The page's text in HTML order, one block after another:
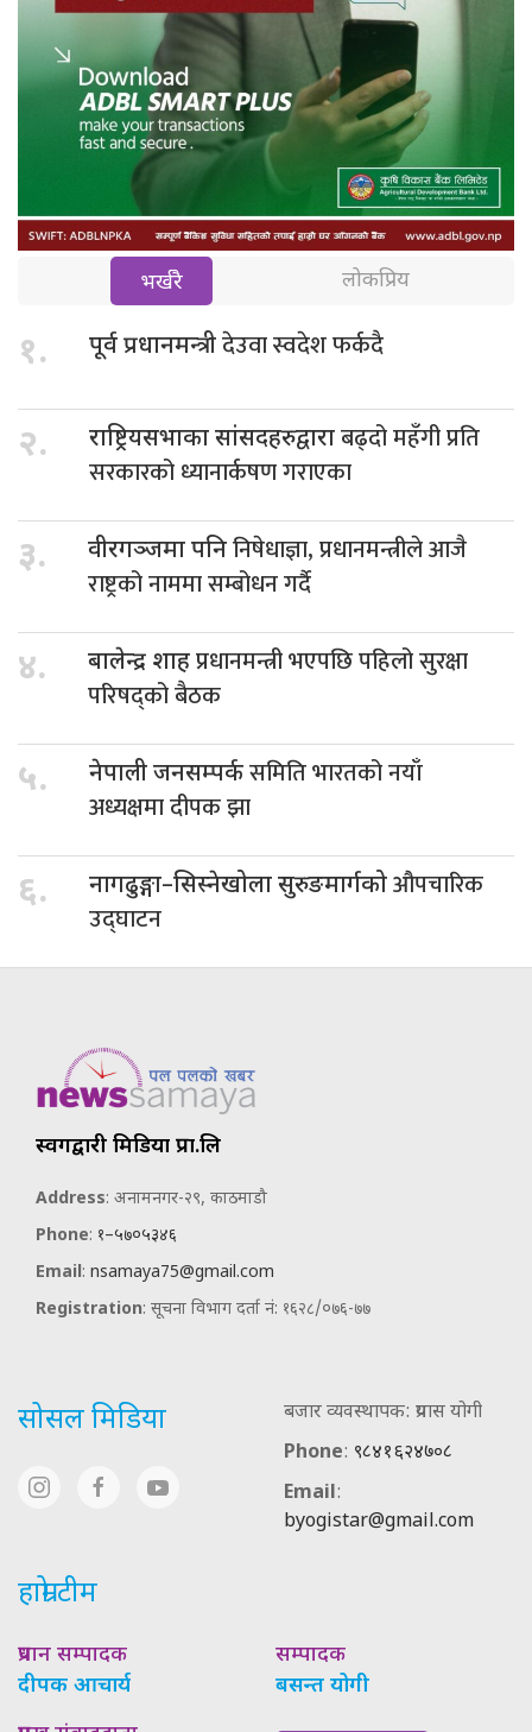
भर्खरै लोकप्रिय
१. पूर्व प्रधानमन्त्रीदेउवा स्वदेश फर्कदै
२. राष्ट्रियसभाका सांसदहरुद्वाराबढ्दो महँगी प्रति
सरकारको ध्यानार्कषण गराएका
३. वीरगञ्जमा पनिनिषेधाज्ञा, प्रधानमन्त्रीले आजै
राष्ट्रको नाममा सम्बोधन गर्दै
४. बालेन्द्र शाहप्रधानमन्त्री भएपछि पहिलो सुरक्षा
परिषद्को बैठक
५. नेपाली जनसम्पर्कसमिति भारतको नयाँ
अध्यक्षमा दीपक झा
६. नागढुङ्गा–सिस्नेखोला सुरुङमार्गकोऔपचारिक
उद्घाटन
स्वर्गद्वारी मिडिया प्रा.लि
Address: अनामनगर-२९, काठमाडौ
Phone: १–५७०५३४६
Email: nsamaya75@gmail.com
Registration: सूचना विभाग दर्ता नं: १६२८/०७६-७७
सोसल मिडिया
बजार व्यवस्थापक: प्रयास योगी
Phone: ९८४१६२४७०८
Email:
byogistar@gmail.com
हाम्रो टीम
प्रधान सम्पादक
दीपक आचार्य
सम्पादक
बसन्त योगी